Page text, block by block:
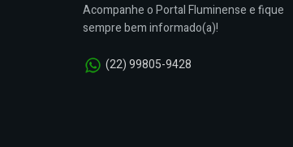
Acompanhe o Portal Fluminense e fique
sempre bem informado(a)!
(22) 99805-9428